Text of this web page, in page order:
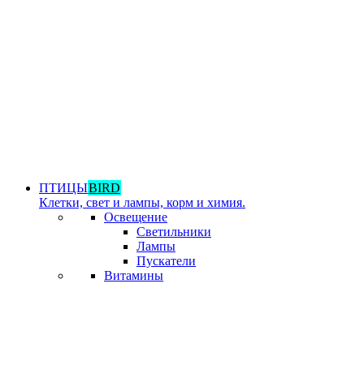
ПТИЦЫBIRD
Клетки, свет и лампы, корм и химия.
Освещение
Светильники
Лампы
Пускатели
Витамины